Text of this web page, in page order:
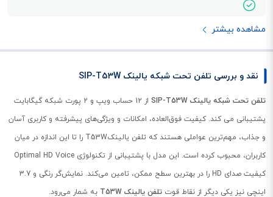
مشاهده بیشتر
نقد و بررسی تلفن تحت شبکه یالینک SIP-T53W
تلفن تحت شبکه یالینک SIP-T53W
از 12 حساب ویپ و 2 پورت شبکه گیگابایت
پشتیبانی می کند. کیفیت فوق‌العاده، امکانات و ویژگی‌های پیشرفته و کاربری آسان
و جذاب، مهم‌ترین عواملی هستند که تلفن یالینکT53W را تا این اندازه در میان
کاربران، محبوب کرده‌ است. این مدل با پشتیبانی از تکنولوژی Optimal HD Voice
کیفیت صدای HD را در بهترین سطح ممکن، تامین می‌کند. نمایش‌گر رنگی و 3.7
اینچی نیز یکی دیگر از نقاط قوتتلفن یالینک T53W به شمار می‌رود.